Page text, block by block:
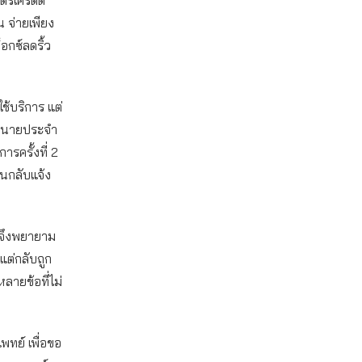
จ่ายเพียง
กซ์ลดริ้ว
บริการ แต่
ายประจำ
ารครั้งที่ 2
กลับแจ้ง
งพยายาม
ต่กลับถูก
ลายข้อที่ไม่
ทย์ เพื่อขอ